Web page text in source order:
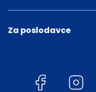
Za poslodavce